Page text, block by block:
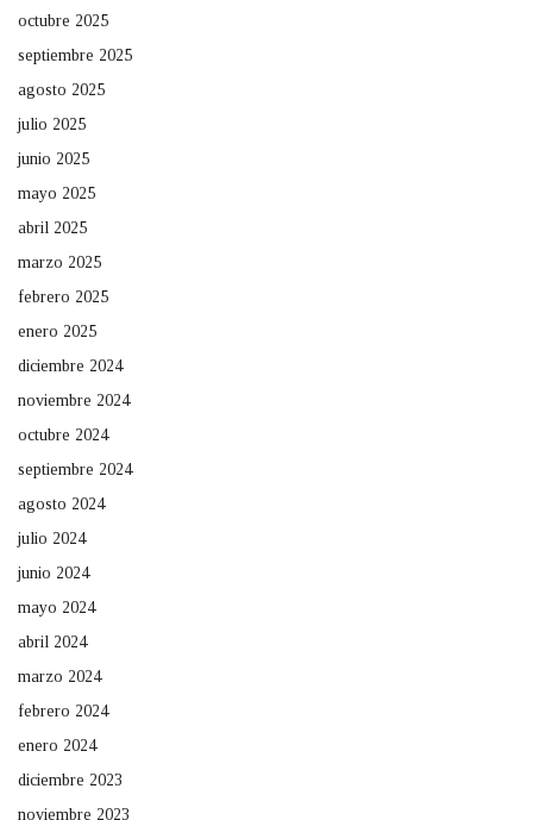
octubre 2025
septiembre 2025
agosto 2025
julio 2025
junio 2025
mayo 2025
abril 2025
marzo 2025
febrero 2025
enero 2025
diciembre 2024
noviembre 2024
octubre 2024
septiembre 2024
agosto 2024
julio 2024
junio 2024
mayo 2024
abril 2024
marzo 2024
febrero 2024
enero 2024
diciembre 2023
noviembre 2023